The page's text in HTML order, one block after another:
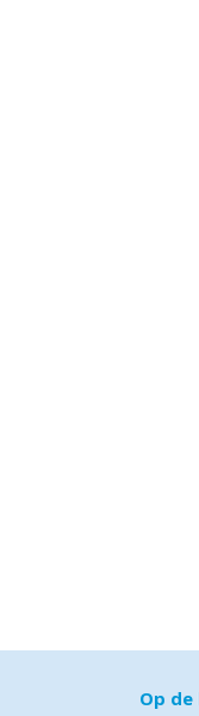
Op